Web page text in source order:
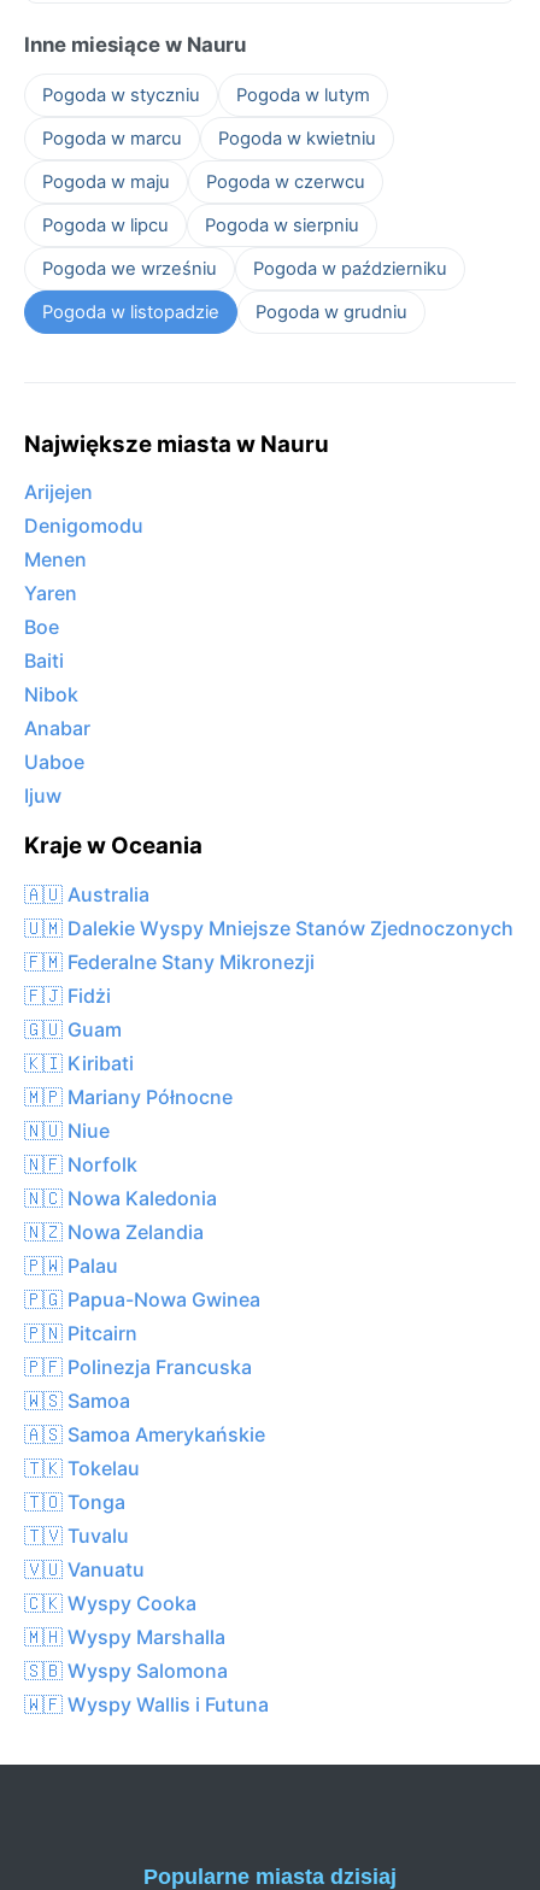
Inne miesiące w Nauru
Pogoda w styczniu
Pogoda w lutym
Pogoda w marcu
Pogoda w kwietniu
Pogoda w maju
Pogoda w czerwcu
Pogoda w lipcu
Pogoda w sierpniu
Pogoda we wrześniu
Pogoda w październiku
Pogoda w listopadzie
Pogoda w grudniu
Największe miasta w Nauru
Arijejen
Denigomodu
Menen
Yaren
Boe
Baiti
Nibok
Anabar
Uaboe
Ijuw
Kraje w Oceania
🇦🇺 Australia
🇺🇲 Dalekie Wyspy Mniejsze Stanów Zjednoczonych
🇫🇲 Federalne Stany Mikronezji
🇫🇯 Fidżi
🇬🇺 Guam
🇰🇮 Kiribati
🇲🇵 Mariany Północne
🇳🇺 Niue
🇳🇫 Norfolk
🇳🇨 Nowa Kaledonia
🇳🇿 Nowa Zelandia
🇵🇼 Palau
🇵🇬 Papua-Nowa Gwinea
🇵🇳 Pitcairn
🇵🇫 Polinezja Francuska
🇼🇸 Samoa
🇦🇸 Samoa Amerykańskie
🇹🇰 Tokelau
🇹🇴 Tonga
🇹🇻 Tuvalu
🇻🇺 Vanuatu
🇨🇰 Wyspy Cooka
🇲🇭 Wyspy Marshalla
🇸🇧 Wyspy Salomona
🇼🇫 Wyspy Wallis i Futuna
Popularne miasta dzisiaj